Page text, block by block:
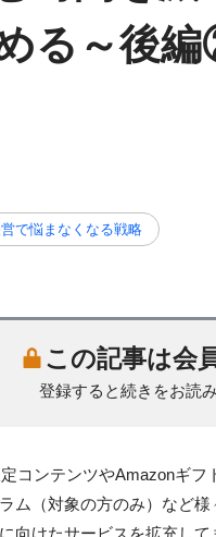
る～後
で悩まなくなる戦略
この記事は会
登録すると続きをお読
コンテンツやAmazonギフ
ム（対象の方のみ）など様
向けたサービスを拡充して